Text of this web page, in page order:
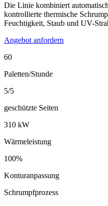
Die Linie kombiniert
kontrollierte thermische
Feuchtigkeit, Staub und UV-
Angebot anfordern
60
Paletten/Stunde
5/5
geschützte Seiten
310 kW
Wärmeleistung
100%
Konturanpassung
Schrumpfprozess